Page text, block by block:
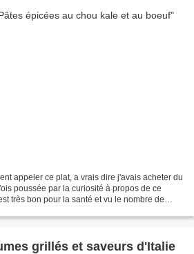
appeler ce plat, a vrais dire j'avais acheter du
poussée par la curiosité à propos de ce
très bon pour la santé et vu le nombre de
grillés et saveurs d'Italie